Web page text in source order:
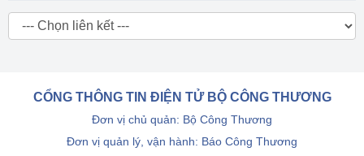
CỔNG THÔNG TIN ĐIỆN TỬ BỘ CÔNG THƯƠNG
Đơn vị chủ quản: Bộ Công Thương
Đơn vị quản lý, vận hành: Báo Công Thương